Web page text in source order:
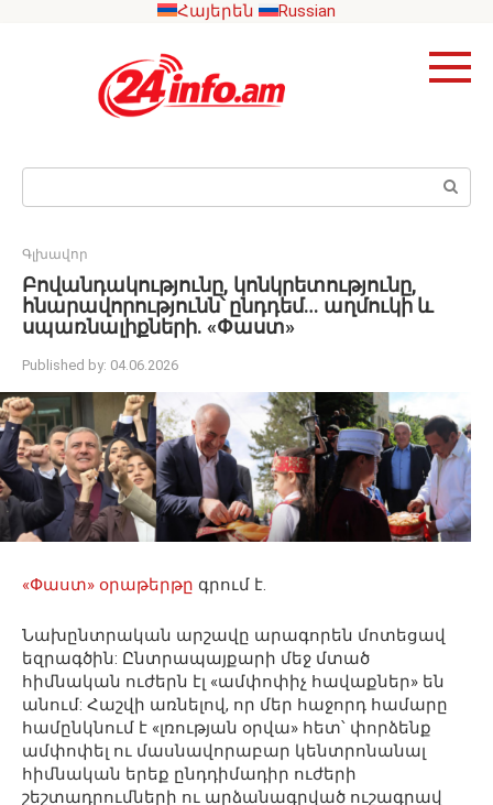
Հայերեն Russian
Search:
Գլխավոր
Բովանդակությունը, կոնկրետությունը,
հնարավորությունն՝ ընդդեմ… աղմուկի և
սպառնալիքների. «Փաստ»
Published by: 04.06.2026
«Փաստ» օրաթերթը գրում է.
Նախընտրական արշավը արագորեն մոտեցավ
եզրագծին: Ընտրապայքարի մեջ մտած
հիմնական ուժերն էլ «ամփոփիչ հավաքներ» են
անում: Հաշվի առնելով, որ մեր հաջորդ համարը
համընկնում է «լռության օրվա» հետ՝ փորձենք
ամփոփել ու մասնավորաբար կենտրոնանալ
հիմնական երեք ընդդիմադիր ուժերի
շեշտադրումների ու արձանագրված ուշագրավ